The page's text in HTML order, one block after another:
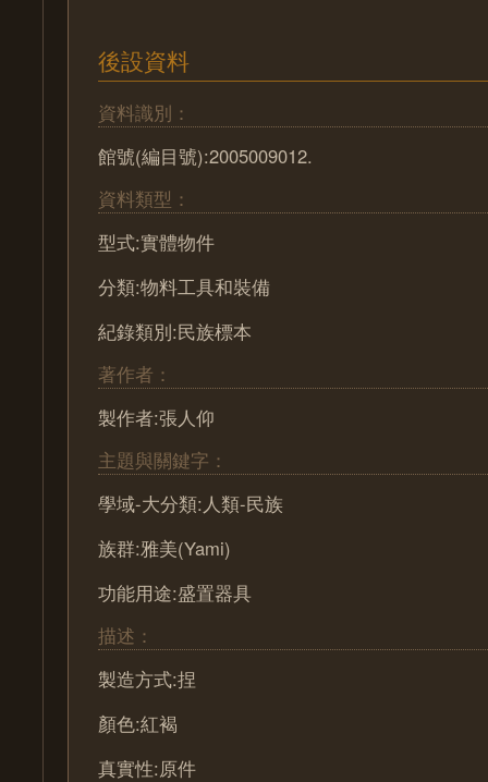
後設資料
資料識別：
館號(編目號):2005009012.
資料類型：
型式:實體物件
分類:物料工具和裝備
紀錄類別:民族標本
著作者：
製作者:張人仰
主題與關鍵字：
學域-大分類:人類-民族
族群:雅美(Yami)
功能用途:盛置器具
描述：
製造方式:捏
顏色:紅褐
真實性:原件